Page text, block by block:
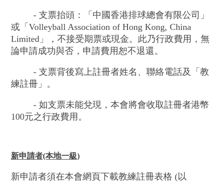
- 支票抬頭：「中國香港排球總會有限公司」
或「Volleyball Association of Hong Kong, China
Limited」，不接受期票或現金。此乃行政費用，無
論申請成功與否，申請費用恕不退還。
- 支票背後寫上註冊者姓名、聯絡電話及「教
練註冊」。
- 如支票未能兌現，本會將會收取註冊者港幣
100元之行政費用。
新申請者(本地一級)
新申請者須在本會網頁下載教練註冊表格 (以